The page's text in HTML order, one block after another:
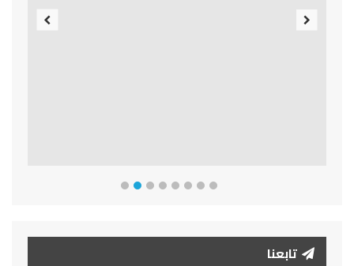
تابعنا